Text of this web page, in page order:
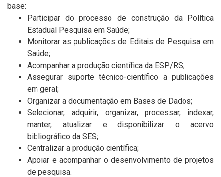
base:
Participar do processo de construção da Política
Estadual Pesquisa em Saúde;
Monitorar as publicações de Editais de Pesquisa em
Saúde;
Acompanhar a produção científica da ESP/RS;
Assegurar suporte técnico-científico a publicações
em geral;
Organizar a documentação em Bases de Dados;
Selecionar, adquirir, organizar, processar, indexar,
manter, atualizar e disponibilizar o acervo
bibliográfico da SES;
Centralizar a produção científica;
Apoiar e acompanhar o desenvolvimento de projetos
de pesquisa.